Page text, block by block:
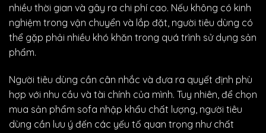
nhiều thời gian và gây ra chi phí cao. Nếu không có kinh
nghiệm trong vận chuyển và lắp đặt, người tiêu dùng có
thể gặp phải nhiều khó khăn trong quá trình sử dụng sản
phẩm.
Người tiêu dùng cần cân nhắc và đưa ra quyết định phù
hợp với nhu cầu và tài chính của mình. Tuy nhiên, để chọn
mua sản phẩm sofa nhập khẩu chất lượng, người tiêu
dùng cần lưu ý đến các yếu tố quan trọng như chất